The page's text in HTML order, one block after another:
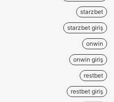
starzbet
starzbet giriş
onwin
onwin giriş
restbet
restbet giriş